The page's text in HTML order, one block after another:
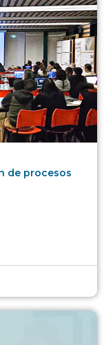
de procesos